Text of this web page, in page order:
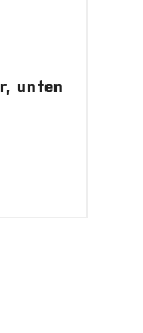
unten